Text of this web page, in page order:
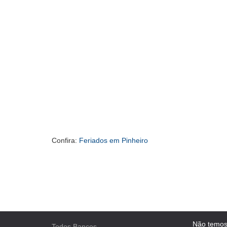
Confira: Feriados em Pinheiro
Não